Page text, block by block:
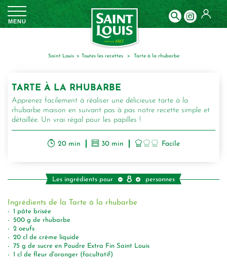
MENU
Saint Louis toutes les recettes tarte à la rhubarbe
TARTE À LA RHUBARBE
Apprenez facilement à réaliser une délicieuse tarte à la
rhubarbe maison en suivant pas à pas notre recette simple et
détaillée. Un vrai régal pour les papilles !
20 min 30 min Facile
Les ingrédients pour 8 personnes
Ingrédients de la Tarte à la rhubarbe
1 pâte brisée
500 g de rhubarbe
2 oeufs
20 cl de crème liquide
75 g de sucre en Poudre Extra Fin Saint Louis
1 cl de fleur d'oranger (facultatif)
Panneau de gestion des cookies